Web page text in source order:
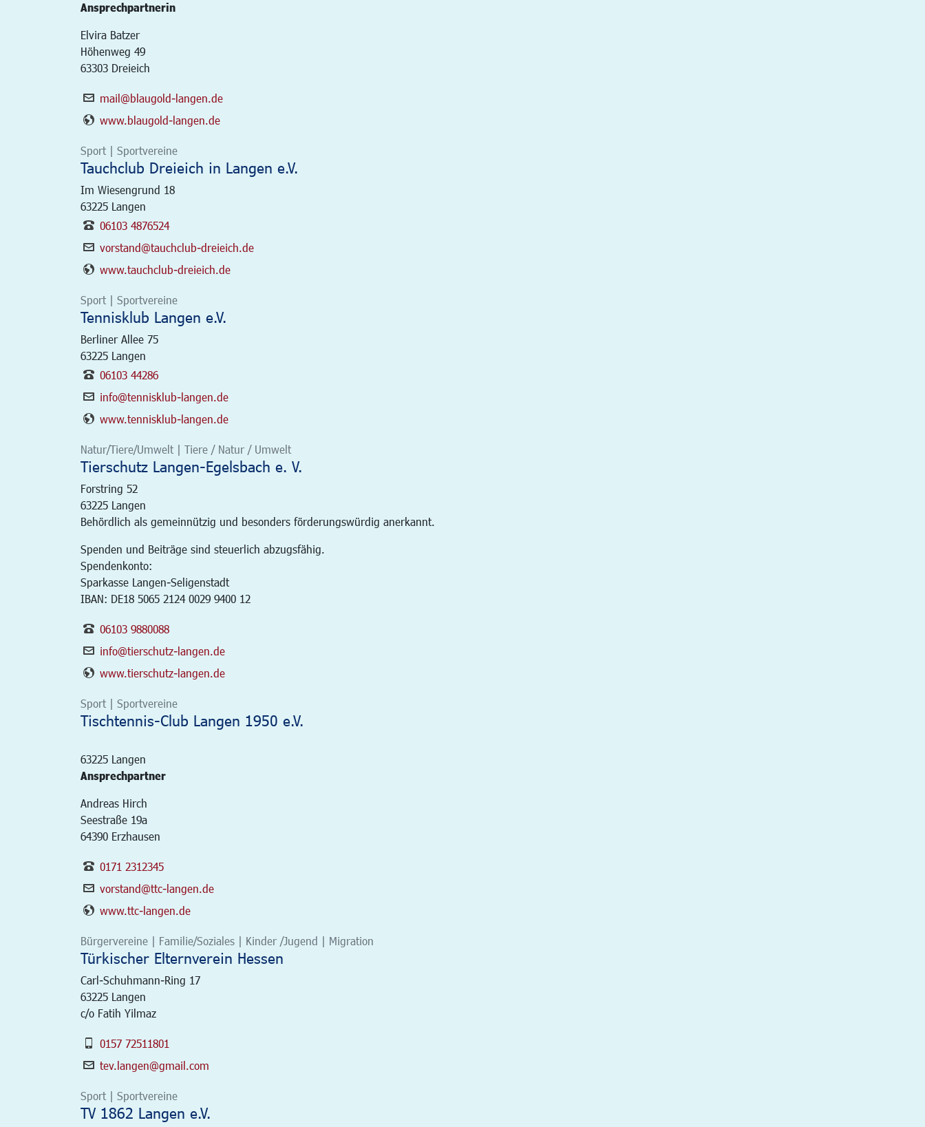
Ansprechpartnerin
Elvira Batzer
Höhenweg 49
63303 Dreieich
mail@blaugold-langen.de
www.blaugold-langen.de
Sport | Sportvereine
Tauchclub Dreieich in Langen e.V.
Im Wiesengrund 18
63225 Langen
06103 4876524
vorstand@tauchclub-dreieich.de
www.tauchclub-dreieich.de
Sport | Sportvereine
Tennisklub Langen e.V.
Berliner Allee 75
63225 Langen
06103 44286
info@tennisklub-langen.de
www.tennisklub-langen.de
Natur/Tiere/Umwelt | Tiere / Natur / Umwelt
Tierschutz Langen-Egelsbach e. V.
Forstring 52
63225 Langen
Behördlich als gemeinnützig und besonders förderungswürdig anerkannt.
Spenden und Beiträge sind steuerlich abzugsfähig.
Spendenkonto:
Sparkasse Langen-Seligenstadt
IBAN: DE18 5065 2124 0029 9400 12
06103 9880088
info@tierschutz-langen.de
www.tierschutz-langen.de
Sport | Sportvereine
Tischtennis-Club Langen 1950 e.V.
63225 Langen
Ansprechpartner
Andreas Hirch
Seestraße 19a
64390 Erzhausen
0171 2312345
vorstand@ttc-langen.de
www.ttc-langen.de
Bürgervereine | Familie/Soziales | Kinder /Jugend | Migration
Türkischer Elternverein Hessen
Carl-Schuhmann-Ring 17
63225 Langen
c/o Fatih Yilmaz
0157 72511801
tev.langen@gmail.com
Sport | Sportvereine
TV 1862 Langen e.V.